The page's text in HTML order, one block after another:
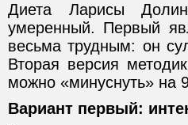
Диета Ларисы
умеренный. Первый
весьма трудным: он
Вторая версия
можно «минуснуть» на 9
Вариант первый: